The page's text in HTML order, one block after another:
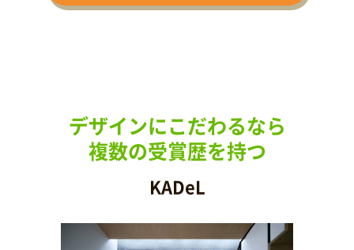
デザインにこだわるなら
複数の受賞歴を持つ
KADeL